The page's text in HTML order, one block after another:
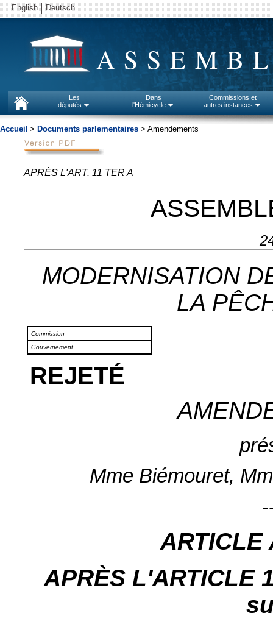
English Deutsch
Les
députés
Dans
l'Hémicycle
Commissions et
autres instances
Accueil > Documents parlementaires > Amendements
APRÈS L'ART. 11 TER A
MODERNISATION
LA
Commission
Gouvernement
REJETÉ
Mme Biémouret,
ARTICLE
APRÈS L'ARTICLE